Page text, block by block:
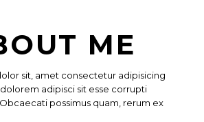
ME
sit, amet consectetur adipisicing
adipisci sit esse corrupti
possimus quam, rerum ex